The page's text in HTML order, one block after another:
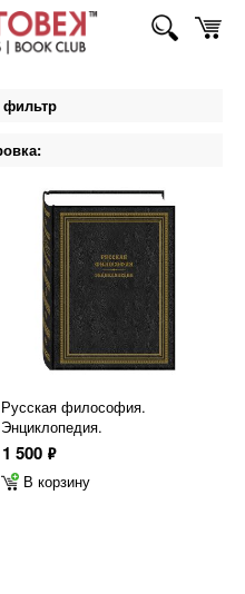
фильтр
Русская философия.
Энциклопедия.
1 500 ф
В корзину